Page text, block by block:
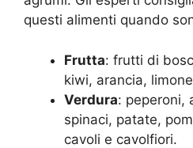
questi alimenti quando
Frutta: frutti di
kiwi, arancia, limone
Verdura: peperoni,
spinaci, patate,
cavoli e cavolfiori.